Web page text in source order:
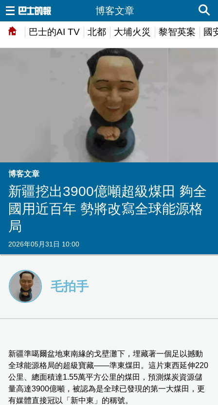
巴士的AI TV 北都 大埔火災 黎智英案 國
博客文章
博客文章
新疆挖出3900億噸超級煤田 夠全
國用近百年 勢將改寫全球能源格
局
2026年05月31日 10:00
毛拍手
新疆準噶爾盆地東南緣的戈壁灘下，埋藏著一個足以撼動
全球能源格局的超級寶藏——準東煤田。這片東西延伸220
公里、總面積達1.55萬平方公里的煤田，預測煤炭資源儲
量高達3900億噸，被認為是全球已發現的第一大煤田，更
有媒體直接冠以「新中東」的稱號。